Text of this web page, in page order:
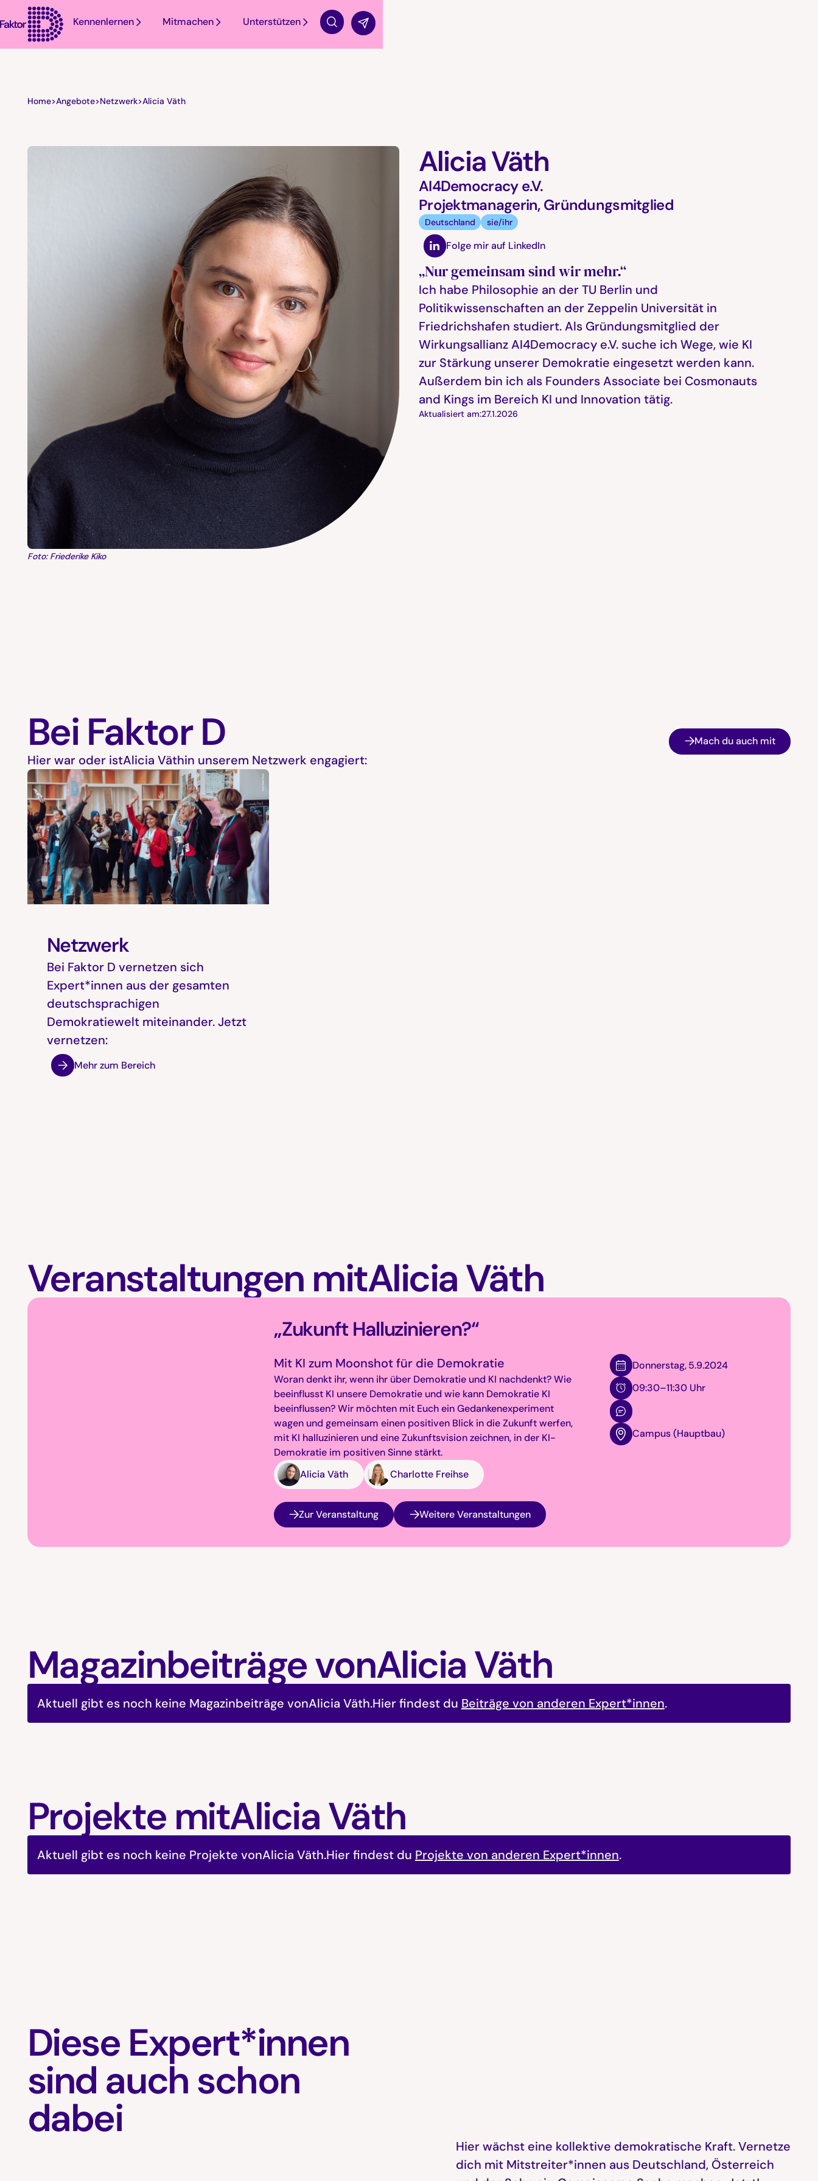
Kennenlernen Mitmachen Unterstützen
Suche
Home>Angebote>Netzwerk>Alicia Väth
Foto: Friederike Kiko
Alicia Väth
AI4Democracy e.V.
Projektmanagerin, Gründungsmitglied
Deutschland sie/ihr
Folge mir auf LinkedIn
„Nur gemeinsam sind wir mehr.“
Ich habe Philosophie an der TU Berlin und
Politikwissenschaften an der Zeppelin Universität in
Friedrichshafen studiert. Als Gründungsmitglied der
Wirkungsallianz AI4Democracy e.V. suche ich Wege, wie KI
zur Stärkung unserer Demokratie eingesetzt werden kann.
Außerdem bin ich als Founders Associate bei Cosmonauts
and Kings im Bereich KI und Innovation tätig.
Aktualisiert am:27.1.2026
Bei Faktor D
Hier war oder istAlicia Väthin unserem Netzwerk engagiert:
Mach du auch mit
Netzwerk
Bei Faktor D vernetzen sich
Expert*innen aus der gesamten
deutschsprachigen
Demokratiewelt miteinander. Jetzt
vernetzen:
Mehr zum Bereich
Veranstaltungen mitAlicia Väth
„Zukunft Halluzinieren?“
Mit KI zum Moonshot für die Demokratie
Woran denkt ihr, wenn ihr über Demokratie und KI nachdenkt? Wie
beeinflusst KI unsere Demokratie und wie kann Demokratie KI
beeinflussen? Wir möchten mit Euch ein Gedankenexperiment
wagen und gemeinsam einen positiven Blick in die Zukunft werfen,
mit KI halluzinieren und eine Zukunftsvision zeichnen, in der KI-
Demokratie im positiven Sinne stärkt.
Alicia Väth
Charlotte Freihse
Donnerstag,5.9.2024
09:30–11:30 Uhr
Campus (Hauptbau)
Zur Veranstaltung Weitere Veranstaltungen
Magazinbeiträge vonAlicia Väth
Aktuell gibt es noch keine Magazinbeiträge vonAlicia Väth.Hier findest du Beiträge von anderen Expert*innen.
Projekte mitAlicia Väth
Aktuell gibt es noch keine Projekte vonAlicia Väth.Hier findest du Projekte von anderen Expert*innen.
Diese Expert*innen
sind auch schon
dabei
Hier wächst eine kollektive demokratische Kraft. Vernetze
dich mit Mitstreiter*innen aus Deutschland, Österreich